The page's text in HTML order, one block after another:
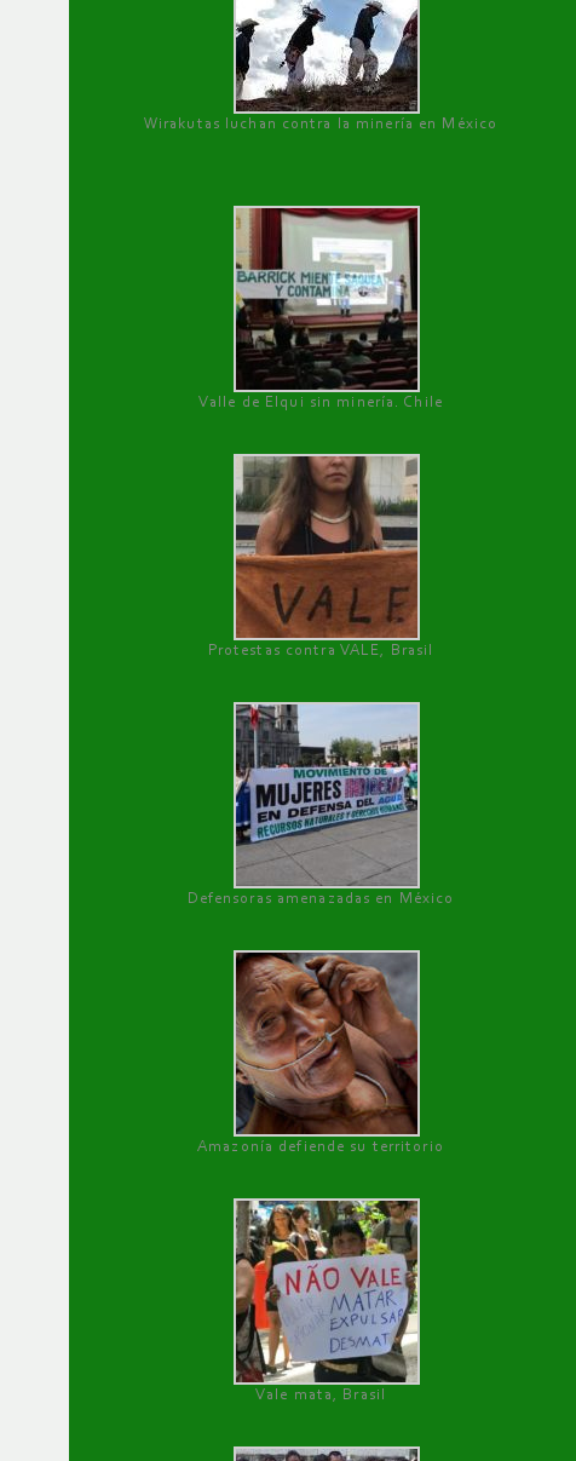
Wirakutas luchan contra la minería en México
Valle de Elqui sin minería. Chile
Protestas contra VALE, Brasil
Defensoras amenazadas en México
Amazonía defiende su territorio
Vale mata, Brasil